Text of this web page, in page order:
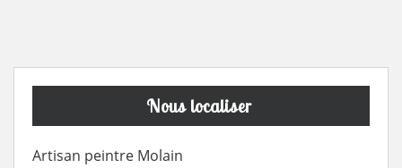
Nous localiser
Artisan peintre Molain